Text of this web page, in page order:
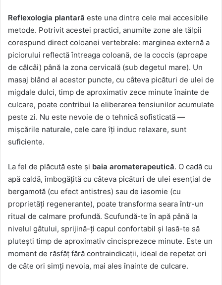
Reflexologia plantară este una dintre cele mai accesibile
metode. Potrivit acestei practici, anumite zone ale tălpii
corespund direct coloanei vertebrale: marginea externă a
piciorului reflectă întreaga coloană, de la coccis (aproape
de călcâi) până la zona cervicală (sub degetul mare). Un
masaj blând al acestor puncte, cu câteva picături de ulei de
migdale dulci, timp de aproximativ zece minute înainte de
culcare, poate contribui la eliberarea tensiunilor acumulate
peste zi. Nu este nevoie de o tehnică sofisticată —
mișcările naturale, cele care îți induc relaxare, sunt
suficiente.
La fel de plăcută este și baia aromaterapeutică. O cadă cu
apă caldă, îmbogățită cu câteva picături de ulei esențial de
bergamotă (cu efect antistres) sau de iasomie (cu
proprietăți regenerante), poate transforma seara într-un
ritual de calmare profundă. Scufundă-te în apă până la
nivelul gâtului, sprijină-ți capul confortabil și lasă-te să
plutești timp de aproximativ cincisprezece minute. Este un
moment de răsfăț fără contraindicații, ideal de repetat ori
de câte ori simți nevoia, mai ales înainte de culcare.